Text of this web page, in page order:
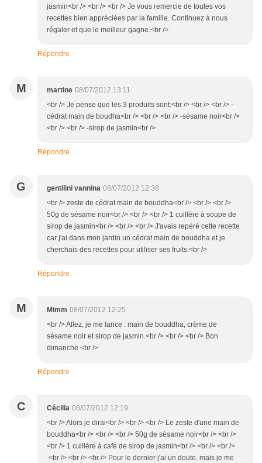
jasmin<br /> <br /> <br /> Je vous remercie de toutes vos
recettes bien appréciées par la famille. Continuez à nous
régaler et que le meilleur gagne.<br />
Répondre
M martine 08/07/2012 13:11
<br /> Je pense que les 3 produits sont:<br /> <br /> <br /> -
cédrat main de boudha<br /> <br /> <br /> -sésame noir<br />
<br /> <br /> -sirop de jasmin<br />
Répondre
G gentilini vannina 08/07/2012 12:38
<br /> zeste de cédrat main de bouddha<br /> <br /> <br />
50g de sésame noir<br /> <br /> <br /> 1 cuillère à soupe de
sirop de jasmin<br /> <br /> <br /> J'avais repéré cette recette
car j'ai dans mon jardin un cédrat main de bouddha et je
cherchais des recettes pour utiliser ses fruits.<br />
Répondre
M Mimm 08/07/2012 12:25
<br /> Allez, je me lance : main de bouddha, crème de
sésame noir et sirop de jasmin.<br /> <br /> <br /> Bon
dimanche <br />
Répondre
C Cécilia 08/07/2012 12:19
<br /> Alors je dirai<br /> <br /> <br /> Le zeste d'une main de
bouddha<br /> <br /> <br /> 50g de sésame noir<br /> <br />
<br /> 1 cuillère à café de sirop de jasmin<br /> <br /> <br />
<br /> <br /> <br /> Pour le dernier j'ai un doute, mais je me